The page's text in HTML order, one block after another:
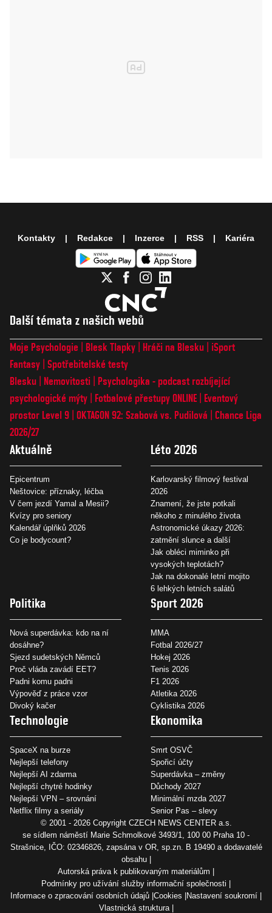
Další témata z našich webů
Moje Psychologie Blesk Tlapky Hráči na Blesku
iSport
Fantasy Spotřebitelské testy
Blesku
Nemovitosti
Psychologika - podcast rozbíjející
psychologické mýty
Fotbalové přestupy ONLINE
Eventový
prostor Level 9 OKTAGON 92: Szabová vs. Pudilová
Chance Liga
2026/27
Aktuálně
Epicentrum
Neštovice: příznaky, léčba
V čem jezdí Yamal a Mesii?
Kvízy pro seniory
Kalendář úplňků 2026
Co je bodycount?
Léto 2026
Karlovarský filmový festival
2026
Znamení, že jste potkali
někoho z minulého života
Astronomické úkazy 2026:
zatmění slunce a další
Jak obléci miminko při
vysokých teplotách?
Jak na dokonalé letní mojito
6 lehkých letních salátů
Politika
Nová superdávka: kdo na ní
dosáhne?
Sjezd sudetských Němců
Proč vláda zavádí EET?
Padni komu padni
Výpověď z práce vzor
Divoký kačer
Sport 2026
MMA
Fotbal 2026/27
Hokej 2026
Tenis 2026
F1 2026
Atletika 2026
Cyklistika 2026
Technologie
SpaceX na burze
Nejlepší telefony
Nejlepší AI zdarma
Nejlepší chytré hodinky
Nejlepší VPN – srovnání
Netflix filmy a seriály
Ekonomika
Smrt OSVČ
Spořicí účty
Superdávka – změny
Důchody 2027
Minimální mzda 2027
Senior Pas – slevy
Kontakty Redakce Inzerce RSS Kariéra
© 2001 - 2026 Copyright CZECH NEWS CENTER a.s.
se sídlem náměstí Marie Schmolkové 3493/1, 100 00 Praha 10 -
Strašnice, IČO: 02346826, zapsána v OR, sp.zn. B 19490 a dodavatelé
obsahu
Autorská práva k publikovaným materiálům
Podmínky pro užívání služby informační společnosti
Informace o zpracování osobních údajů Cookies
Nastavení soukromí
Vlastnická struktura